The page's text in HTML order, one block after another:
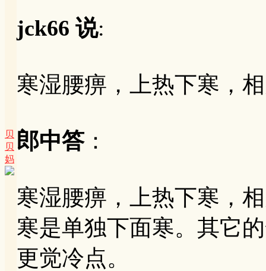
贝
贝
妈
jck66 说:
寒湿腰痹，上热下寒，
郎中答：
寒湿腰痹，上热下寒，
寒是单独下面寒。其它
更觉冷点。